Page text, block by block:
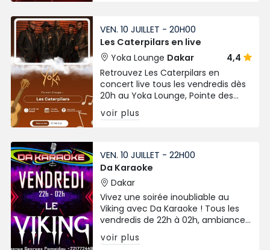
VEN. 10 JUILLET - 20H00
Les Caterpilars en live
Yoka Lounge Dakar
4,4
Retrouvez Les Caterpilars en
concert live tous les vendredis dès
20h au Yoka Lounge, Pointe des
Almadies. Ambiance live, bonne
musique et vibes garanties !
voir plus
VEN. 10 JUILLET - 22H00
Da Karaoke
Dakar
Vivez une soirée inoubliable au
Viking avec Da Karaoke ! Tous les
vendredis de 22h à 02h, ambiance
musicale, convivialité et fun au
rendez-vous sur l’Avenue Georges
voir plus